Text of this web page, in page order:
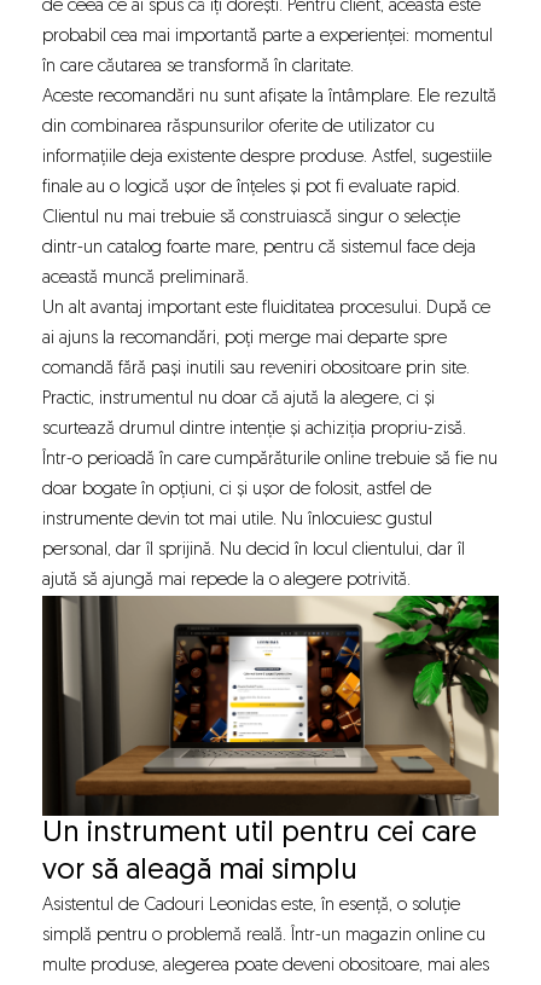
de ceea ce ai spus că îți dorești. Pentru client, aceasta este
probabil cea mai importantă parte a experienței: momentul
în care căutarea se transformă în claritate.
Aceste recomandări nu sunt afișate la întâmplare. Ele rezultă
din combinarea răspunsurilor oferite de utilizator cu
informațiile deja existente despre produse. Astfel, sugestiile
finale au o logică ușor de înțeles și pot fi evaluate rapid.
Clientul nu mai trebuie să construiască singur o selecție
dintr-un catalog foarte mare, pentru că sistemul face deja
această muncă preliminară.
Un alt avantaj important este fluiditatea procesului. După ce
ai ajuns la recomandări, poți merge mai departe spre
comandă fără pași inutili sau reveniri obositoare prin site.
Practic, instrumentul nu doar că ajută la alegere, ci și
scurtează drumul dintre intenție și achiziția propriu-zisă.
Într-o perioadă în care cumpărăturile online trebuie să fie nu
doar bogate în opțiuni, ci și ușor de folosit, astfel de
instrumente devin tot mai utile. Nu înlocuiesc gustul
personal, dar îl sprijină. Nu decid în locul clientului, dar îl
ajută să ajungă mai repede la o alegere potrivită.
Un instrument util pentru cei care
vor să aleagă mai simplu
Asistentul de Cadouri Leonidas este, în esență, o soluție
simplă pentru o problemă reală. Într-un magazin online cu
multe produse, alegerea poate deveni obositoare, mai ales